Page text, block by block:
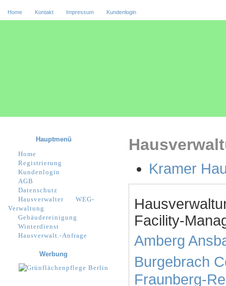
Home Kontakt Impressum Kundenlogin
Kramer
Facility-
Amberg
Burgebrach
Fraunberg-
Hauptmenü
Home
Registrierung
Kundenlogin
AGB
Datenschutz
Hausverwalter
WEG-
Verwaltung
Gebäudereinigung
Winterdienst
Hausverwalt.-Anfrage
Werbung